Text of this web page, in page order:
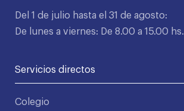
Del 1 de julio hasta el 31 de agosto:
De lunes a viernes: De 8.00 a 15.00 hs.
Servicios directos
Colegio